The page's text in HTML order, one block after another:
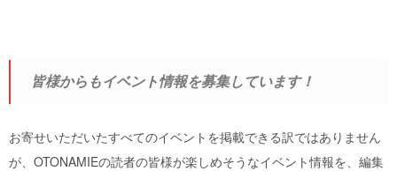
皆様からもイベント情報を募集しています！
お寄せいただいたすべてのイベントを掲載できる訳ではありません
が、OTONAMIEの読者の皆様が楽しめそうなイベント情報を、編集